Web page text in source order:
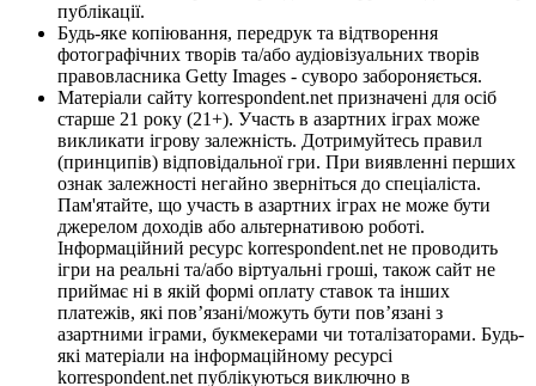
публікації.
Будь-яке копіювання, передрук та відтворення
фотографічних творів та/або аудіовізуальних творів
правовласника Getty Images - суворо забороняється.
Матеріали сайту korrespondent.net призначені для осіб
старше 21 року (21+). Участь в азартних іграх може
викликати ігрову залежність. Дотримуйтесь правил
(принципів) відповідальної гри. При виявленні перших
ознак залежності негайно зверніться до спеціаліста.
Пам'ятайте, що участь в азартних іграх не може бути
джерелом доходів або альтернативою роботі.
Інформаційний ресурс korrespondent.net не проводить
ігри на реальні та/або віртуальні гроші, також сайт не
приймає ні в якій формі оплату ставок та інших
платежів, які пов’язані/можуть бути пов’язані з
азартними іграми, букмекерами чи тоталізаторами. Будь-
які матеріали на інформаційному ресурсі
korrespondent.net публікуються виключно в